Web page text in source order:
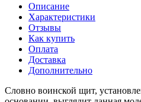
Описание
Характеристики
Отзывы
Как купить
Оплата
Доставка
Дополнительно
Словно воинской щит,